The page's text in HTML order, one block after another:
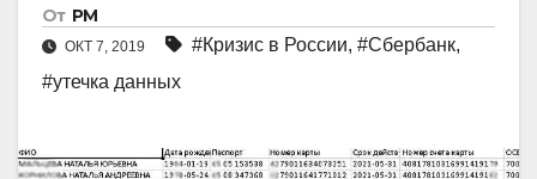
От РМ
ОКТ 7, 2019 #Кризис в России, #Сбербанк,
#утечка данных